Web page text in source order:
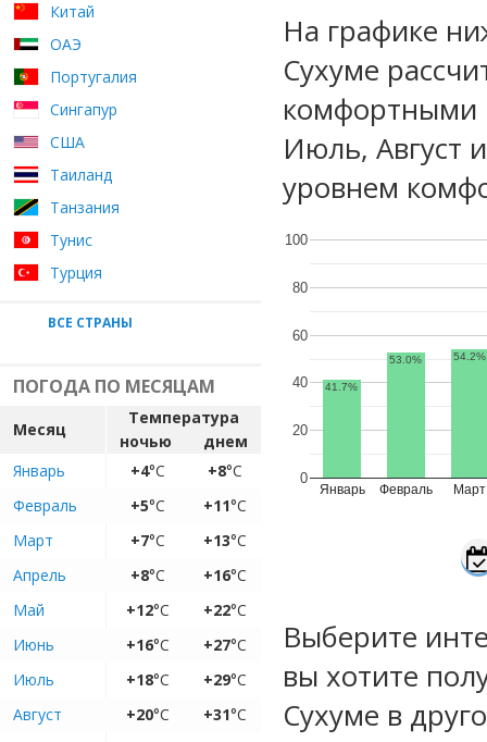
Китай
ОАЭ
Португалия
Сингапур
США
Таиланд
Танзания
Тунис
Турция
ВСЕ СТРАНЫ
ПОГОДА ПО МЕСЯЦАМ
Месяц
Температура
ночью
днем
Январь
+4°C +8°C
Февраль
+5°C +11°C
Март
+7°C +13°C
Апрель
+8°C +16°C
Май
+12°C +22°C
Июнь
+16°C +27°C
Июль
+18°C +29°C
Август
+20°C +31°C
На графике
Сухуме
комфортными
Июль, Август
уровнем
Январь Февраль Март
0
20
40
60
80
100
41.7%
53.0% 54.2%
Выберите
вы хотите
Сухуме в